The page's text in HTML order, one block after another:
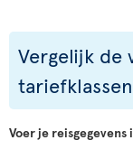
Vergelijk de
tariefklassen
Voer je